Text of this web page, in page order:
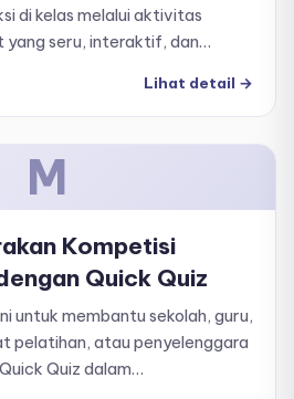
di kelas melalui aktivitas
yang seru, interaktif, dan
Lihat detail →
M
Kompetisi
Quick Quiz
untuk membantu sekolah, guru,
pelatihan, atau penyelenggara
Quiz dalam